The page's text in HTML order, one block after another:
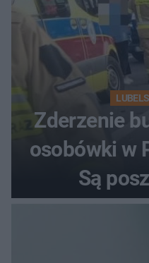
Zderzenie
osobówki w
Są